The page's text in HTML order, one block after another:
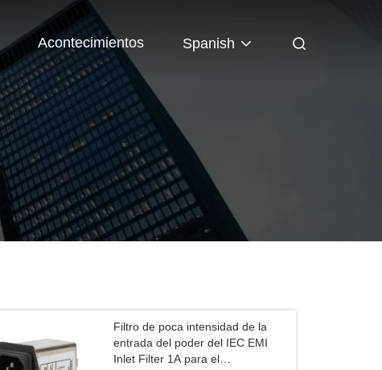
Acontecimientos Spanish
Filtro de poca intensidad de la
entrada del poder del IEC EMI
Inlet Filter 1A para el